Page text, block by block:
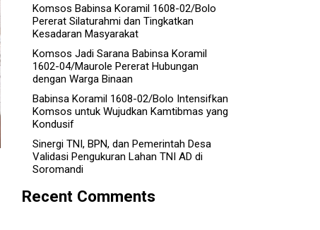
Komsos Babinsa Koramil 1608-02/Bolo
Pererat Silaturahmi dan Tingkatkan
Kesadaran Masyarakat
Komsos Jadi Sarana Babinsa Koramil
1602-04/Maurole Pererat Hubungan
dengan Warga Binaan
Babinsa Koramil 1608-02/Bolo Intensifkan
Komsos untuk Wujudkan Kamtibmas yang
Kondusif
Sinergi TNI, BPN, dan Pemerintah Desa
Validasi Pengukuran Lahan TNI AD di
Soromandi
Recent Comments